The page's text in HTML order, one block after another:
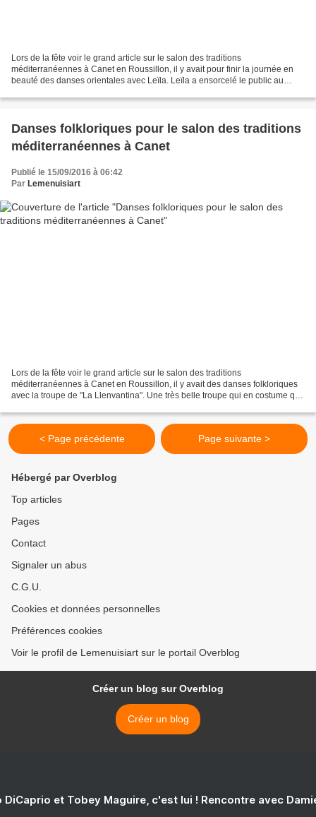
Lors de la fête voir le grand article sur le salon des traditions
méditerranéennes à Canet en Roussillon, il y avait pour finir la journée en
beauté des danses orientales avec Leïla. Leïla a ensorcelé le public au
Danses folkloriques pour le salon des traditions
méditerranéennes à Canet
Publié le 15/09/2016 à 06:42
Par Lemenuisiart
Lors de la fête voir le grand article sur le salon des traditions
méditerranéennes à Canet en Roussillon, il y avait des danses folkloriques
avec la troupe de "La Llenvantina". Une très belle troupe qui en costume qui
< Page précédente Page suivante >
Hébergé par Overblog
Top articles
Pages
Contact
Signaler un abus
C.G.U.
Cookies et données personnelles
Préférences cookies
Voir le profil de Lemenuisiart sur le portail Overblog
Créer un blog sur Overblog
Créer un blog
DiCaprio et Tobey Maguire, c'est lui ! Rencontre avec